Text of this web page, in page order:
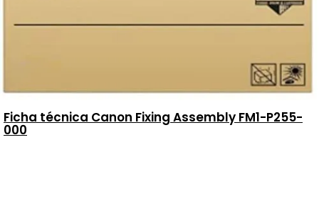
Ficha técnica Canon Fixing Assembly FM1-P255-
000